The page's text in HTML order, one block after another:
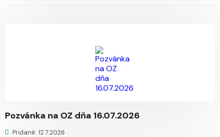
Pozvánka na OZ dňa 16.07.2026
Pridané: 12.7.2026